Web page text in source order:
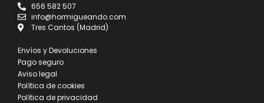
656 582 507
info@hormigueando.com
Tres Cantos (Madrid)
Envíos y Devoluciones
Pago seguro
Aviso legal
Política de cookies
Política de privacidad